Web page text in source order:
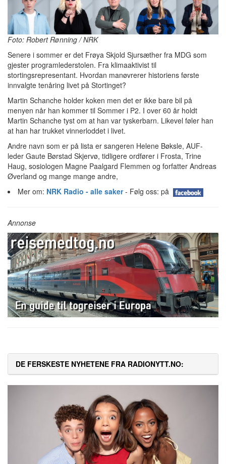
Foto: Robert Rønning / NRK
Senere i sommer er det Frøya Skjold Sjursæther fra MDG som
gjester programlederstolen. Fra klimaaktivist til
stortingsrepresentant. Hvordan manøvrerer historiens første
innvalgte tenåring livet på Stortinget?
Martin Schanche holder koken men det er ikke bare bil på
menyen når han kommer til Sommer i P2. I over 60 år holdt
Martin Schanche tyst om at han var tyskerbarn. Likevel føler han
at han har trukket vinnerloddet i livet.
Andre navn som er på lista er sangeren Helene Bøksle, AUF-
leder Gaute Børstad Skjervø, tidligere ordfører i Frosta, Trine
Haug, sosiologen Magne Paalgard Flemmen og forfatter Andreas
Øverland og mange mange andre,
Mer om: NRK Radio - alle saker- Følg oss: på
Annonse
DE FERSKESTE NYHETENE FRA RADIONYTT.NO: